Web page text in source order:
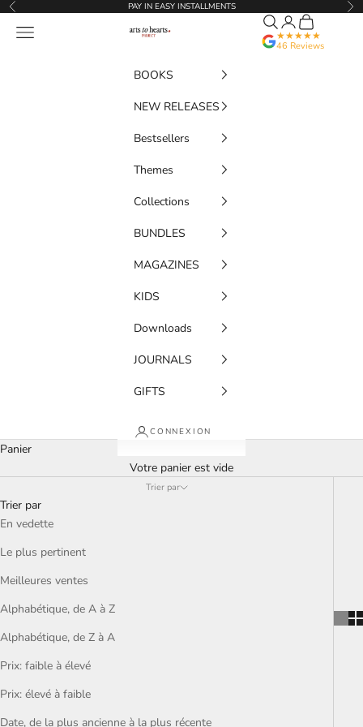
Passer au contenu
Précédent PAY IN EASY INSTALLMENTS
Artstoheartsproject
Menu
Recherche
Translation
Panier
★★★★★
46 Reviews
BOOKS
NEW RELEASES
Bestsellers
Themes
Collections
BUNDLES
MAGAZINES
KIDS
Downloads
JOURNALS
GIFTS
CONNEXION
Panier
Votre panier est vide
Trier par
Trier par
En vedette
Le plus pertinent
Meilleures ventes
Alphabétique, de A à Z
Alphabétique, de Z à A
Prix: faible à élevé
Prix: élevé à faible
Date, de la plus ancienne à la plus récente